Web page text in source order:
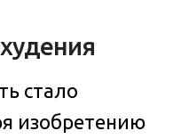
стало
изобретению